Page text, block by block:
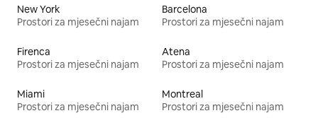
New York
Prostori za mjesečni najam
Barcelona
Prostori za mjesečni najam
Firenca
Prostori za mjesečni najam
Atena
Prostori za mjesečni najam
Miami
Prostori za mjesečni najam
Montreal
Prostori za mjesečni najam